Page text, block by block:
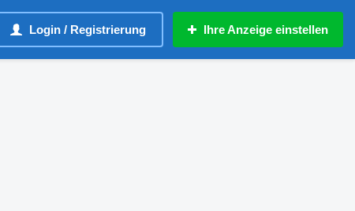
Login / Registrierung Ihre Anzeige einstellen